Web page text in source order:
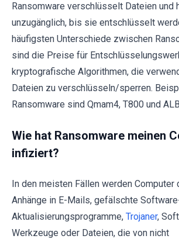
Ransomware verschlüsselt Dateien und
unzugänglich, bis sie entschlüsselt
häufigsten Unterschiede zwischen
sind die Preise für
kryptografische Algorithmen, die
Dateien zu verschlüsseln/sperren.
Ransomware sind Qmam4, T800 und
Wie hat Ransomware meinen
infiziert?
In den meisten Fällen werden Computer
Anhänge in E-Mails, gefälschte
Aktualisierungsprogramme, Trojaner,
Werkzeuge oder Dateien, die von nicht